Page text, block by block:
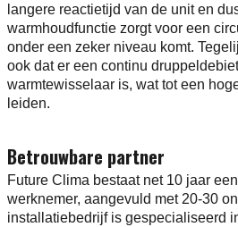
langere reactietijd van de unit en
warmhoudfunctie zorgt voor een
onder een zeker niveau komt.
ook dat er een continu
warmtewisselaar is, wat tot een
leiden.
Betrouwbare partner
Future Clima bestaat net 10 jaar
werknemer, aangevuld met 20-30
installatiebedrijf is gespecialiseerd